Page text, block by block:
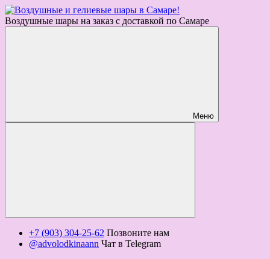
Воздушные шары на заказ с доставкой по Самаре
Меню
+7 (903) 304-25-62 Позвоните нам
@advolodkinaann Чат в Telegram